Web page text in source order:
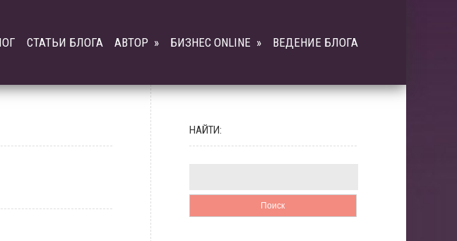
СТАТЬИ БЛОГА АВТОР » БИЗНЕС ONLINE » ВЕДЕНИЕ БЛОГА
НАЙТИ: